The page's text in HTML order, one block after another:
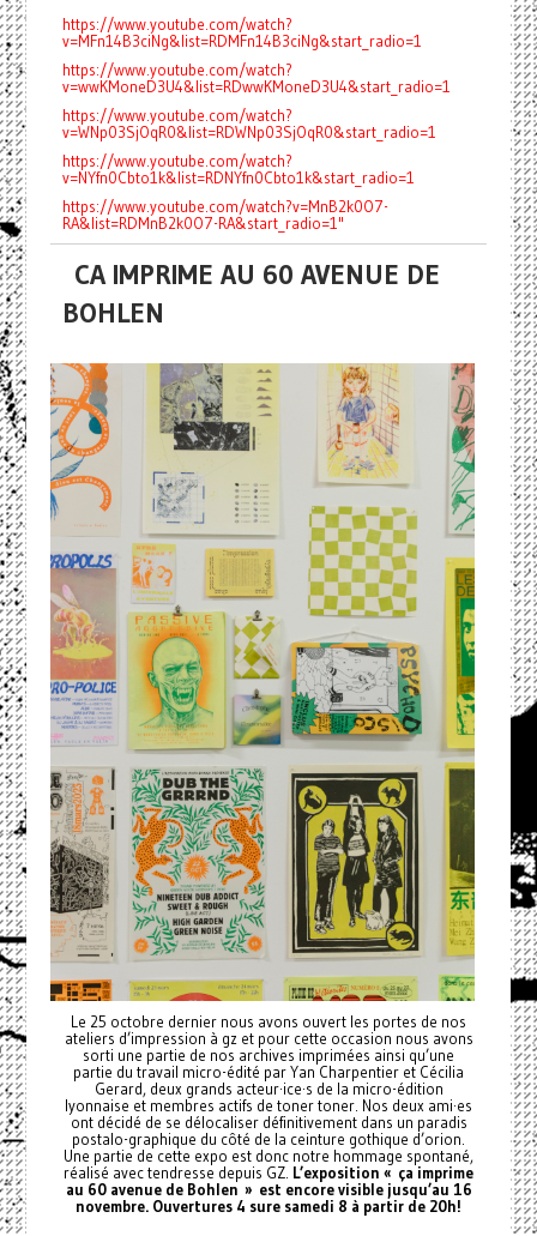
https://www.youtube.com/watch?
v=MFn14B3ciNg&list=RDMFn14B3ciNg&start_radio=1
https://www.youtube.com/watch?
v=wwKMoneD3U4&list=RDwwKMoneD3U4&start_radio=1
https://www.youtube.com/watch?
v=WNp03SjOqR0&list=RDWNp03SjOqR0&start_radio=1
https://www.youtube.com/watch?
v=NYfn0Cbto1k&list=RDNYfn0Cbto1k&start_radio=1
https://www.youtube.com/watch?v=MnB2k0O7-
RA&list=RDMnB2k0O7-RA&start_radio=1"
CA IMPRIME AU 60 AVENUE DE
BOHLEN
Le 25 octobre dernier nous avons ouvert les portes de nos
ateliers d’impression à gz et pour cette occasion nous avons
sorti une partie de nos archives imprimées ainsi qu’une
partie du travail micro-édité par Yan Charpentier et Cécilia
Gerard, deux grands acteur·ice·s de la micro-édition
lyonnaise et membres actifs de toner toner. Nos deux ami·es
ont décidé de se délocaliser définitivement dans un paradis
postalo-graphique du côté de la ceinture gothique d’orion.
Une partie de cette expo est donc notre hommage spontané,
réalisé avec tendresse depuis GZ. L’exposition « ça imprime
au 60 avenue de Bohlen » est encore visible jusqu’au 16
novembre. Ouvertures 4 sure samedi 8 à partir de 20h!